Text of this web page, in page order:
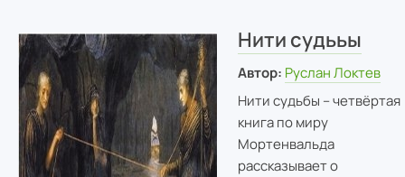
Нити судььы
Автор: Руслан Локтев
Нити судьбы – четвёртая
книга по миру
Мортенвальда
рассказывает о